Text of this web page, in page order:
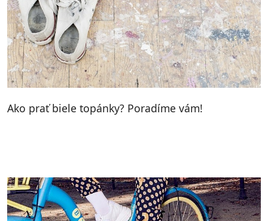
Ako prať biele topánky? Poradíme vám!